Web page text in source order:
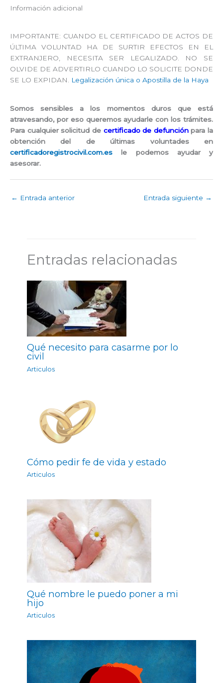
Información adicional
IMPORTANTE: CUANDO EL CERTIFICADO DE ACTOS DE
ÚLTIMA VOLUNTAD HA DE SURTIR EFECTOS EN EL
EXTRANJERO, NECESITA SER LEGALIZADO. NO SE
OLVIDE DE ADVERTIRLO CUANDO LO SOLICITE DONDE
SE LO EXPIDAN. Legalización única o Apostilla de la Haya
Somos sensibles a los momentos duros que está
atravesando, por eso queremos ayudarle con los trámites.
Para cualquier solicitud de certificado de defunciónpara la
obtención del de últimas voluntades en
certificadoregistrocivil.com.es le podemos ayudar y
asesorar.
← Entrada anterior Entrada siguiente →
Entradas relacionadas
Qué necesito para casarme por lo
civil
Articulos
Cómo pedir fe de vida y estado
Articulos
Qué nombre le puedo poner a mi
hijo
Articulos